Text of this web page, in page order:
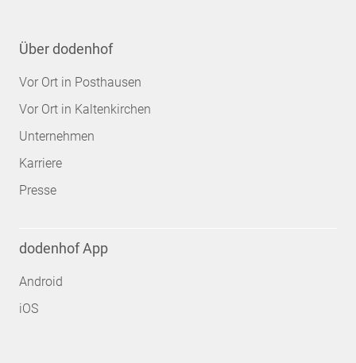
Über dodenhof
Vor Ort in Posthausen
Vor Ort in Kaltenkirchen
Unternehmen
Karriere
Presse
dodenhof App
Android
iOS